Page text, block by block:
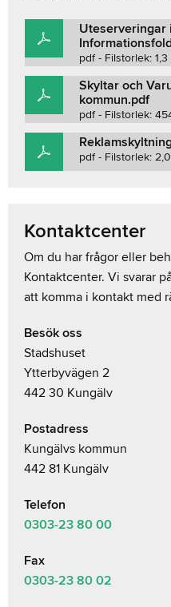
Uteserveringar
pdf - Filstorlek: 1,3
Skyltar och
kommun.pdf
pdf - Filstorlek:
pdf - Filstorlek:
Kontaktcenter
Om du har frågor eller
Kontaktcenter. Vi svarar
att komma i kontakt med
Besök oss
Stadshuset
Ytterbyvägen 2
442 30 Kungälv
Postadress
Kungälvs kommun
442 81 Kungälv
Telefon
0303-23 80 00
Fax
0303-23 80 02